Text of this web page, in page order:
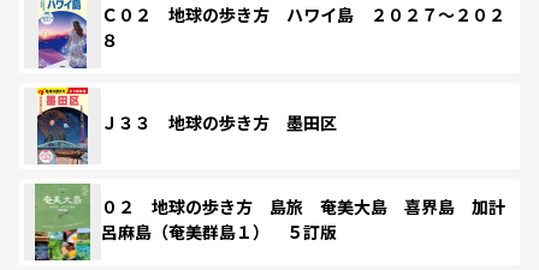
Ｃ０２ 地球の歩き方 ハワイ島 ２０２７～２０２
８
Ｊ３３ 地球の歩き方 墨田区
０２ 地球の歩き方 島旅 奄美大島 喜界島 加計
呂麻島（奄美群島１） ５訂版